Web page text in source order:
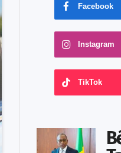
Facebook
Instagram
TikTok